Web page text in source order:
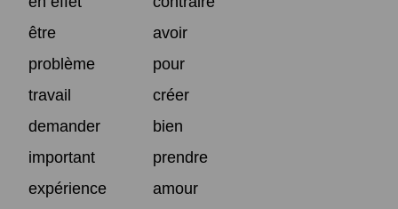
être
avoir
problème
pour
travail
créer
demander
bien
important
prendre
expérience
amour